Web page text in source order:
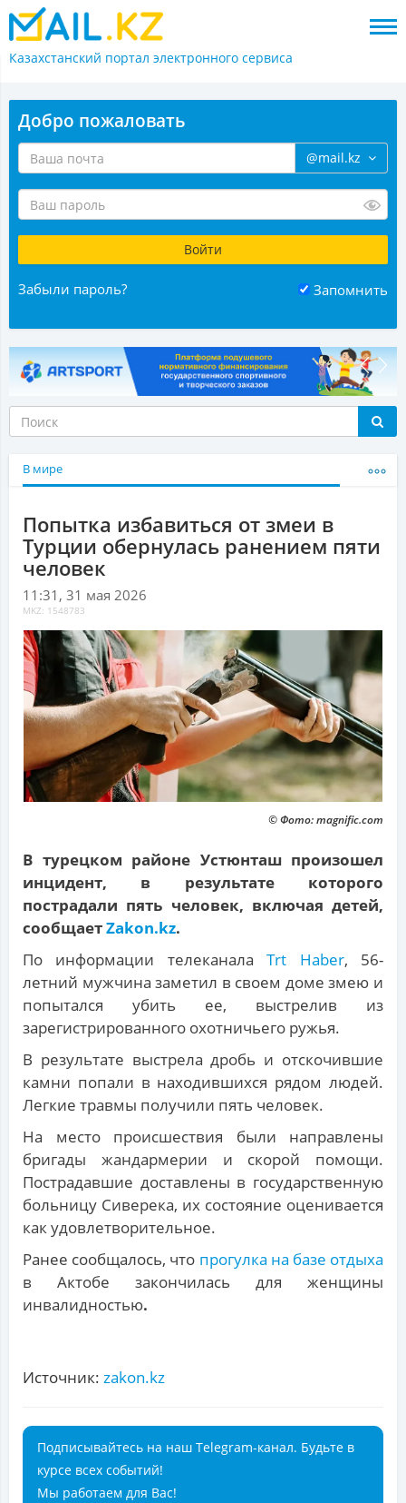
Казахстанский портал электронного сервиса
Добро пожаловать
@mail.kz
Забыли пароль? Запомнить
В мире
Попытка избавиться от змеи в
Турции обернулась ранением пяти
человек
11:31, 31 мая 2026
MKZ: 1548783
© Фото: magnific.com
В турецком районе Устюнташ произошел
инцидент, в результате которого
пострадали пять человек, включая детей,
сообщаетZakon.kz.
По информации телеканалаTrt Haber, 56-
летний мужчина заметил в своем доме змею и
попытался убить ее, выстрелив из
зарегистрированного охотничьего ружья.
В результате выстрела дробь и отскочившие
камни попали в находившихся рядом людей.
Легкие травмы получили пять человек.
На место происшествия были направлены
бригады жандармерии и скорой помощи.
Пострадавшие доставлены в государственную
больницу Сиверека, их состояние оценивается
как удовлетворительное.
Ранее сообщалось, что прогулка на базе отдыха
в Актобе закончилась для женщины
инвалидностью.
Источник: zakon.kz
Подписывайтесь на наш Telegram-канал. Будьте в
курсе всех событий!
Мы работаем для Вас!